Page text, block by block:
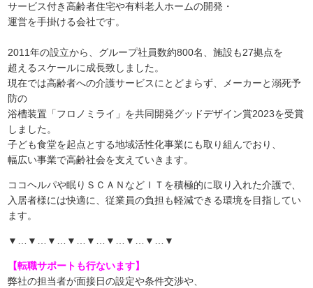
サービス付き高齢者住宅や有料老人ホームの開発・
運営を手掛ける会社です。
2011年の設立から、グループ社員数約800名、施設も27拠点を
超えるスケールに成長致しました。
現在では高齢者への介護サービスにとどまらず、メーカーと溺死予
防の
浴槽装置「フロノミライ」を共同開発グッドデザイン賞2023を受賞
しました。
子ども食堂を起点とする地域活性化事業にも取り組んでおり、
幅広い事業で高齢社会を支えていきます。
ココヘルパや眠りＳＣＡＮなどＩＴを積極的に取り入れた介護で、
入居者様には快適に、従業員の負担も軽減できる環境を目指してい
ます。
▼…▼…▼…▼…▼…▼…▼…▼…▼
【転職サポートも行ないます】
弊社の担当者が面接日の設定や条件交渉や、